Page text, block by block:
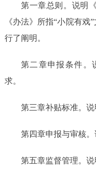
第一章总则。说明
《办法》所指“小院有戏
行了阐明。
第二章申报条件。
求。
第三章补贴标准。说
第四章申报与审核。
第五章监督管理。说